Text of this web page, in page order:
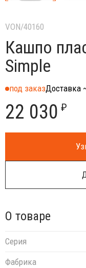
VON/40160
Кашпо
Simple
под заказДоставка
22 030 ₽
О товаре
Серия
Фабрика